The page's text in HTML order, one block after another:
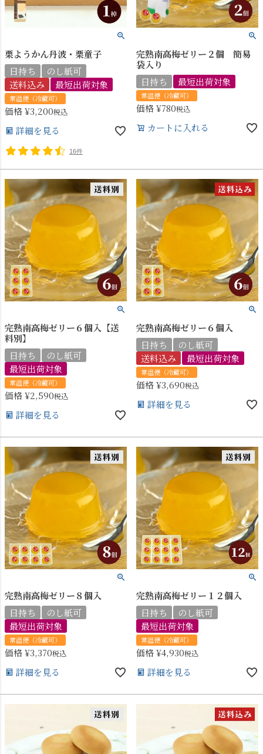
栗ようかん丹波・栗童子
日持ち
のし紙可
送料込み
最短出荷対象
常温便（冷蔵可）
価格¥3,200税込
詳細を見る
16件
完熟南高梅ゼリー２個 簡易
袋入り
日持ち
最短出荷対象
常温便（冷蔵可）
価格¥780税込
カートに入れる
完熟南高梅ゼリー６個入【送
料別】
日持ち
のし紙可
最短出荷対象
常温便（冷蔵可）
価格¥2,590税込
詳細を見る
完熟南高梅ゼリー６個入
日持ち
のし紙可
送料込み
最短出荷対象
常温便（冷蔵可）
価格¥3,690税込
詳細を見る
完熟南高梅ゼリー８個入
日持ち
のし紙可
最短出荷対象
常温便（冷蔵可）
価格¥3,370税込
詳細を見る
完熟南高梅ゼリー１２個入
日持ち
のし紙可
最短出荷対象
常温便（冷蔵可）
価格¥4,930税込
詳細を見る